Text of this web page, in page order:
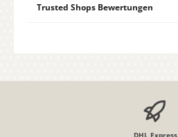
Trusted Shops Bewertungen
DHL Express